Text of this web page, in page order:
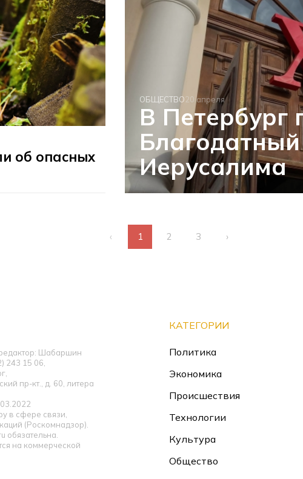
об опасных
ОБЩЕСТВО20 апреля
В Петербург
Иерусалима
‹ 1 2 3 ›
Шабаршин
243 15 06,
пр-кт., д. 60, литера
в сфере связи,
(Роскомнадзор).
обязательна.
на коммерческой
КАТЕГОРИИ
Политика
Экономика
Происшествия
Технологии
Культура
Общество